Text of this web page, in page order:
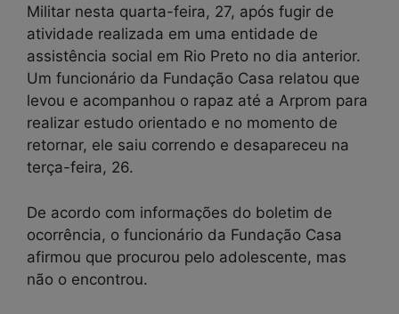
Militar nesta quarta-feira, 27, após fugir de
atividade realizada em uma entidade de
assistência social em Rio Preto no dia anterior.
Um funcionário da Fundação Casa relatou que
levou e acompanhou o rapaz até a Arprom para
realizar estudo orientado e no momento de
retornar, ele saiu correndo e desapareceu na
terça-feira, 26.
De acordo com informações do boletim de
ocorrência, o funcionário da Fundação Casa
afirmou que procurou pelo adolescente, mas
não o encontrou.